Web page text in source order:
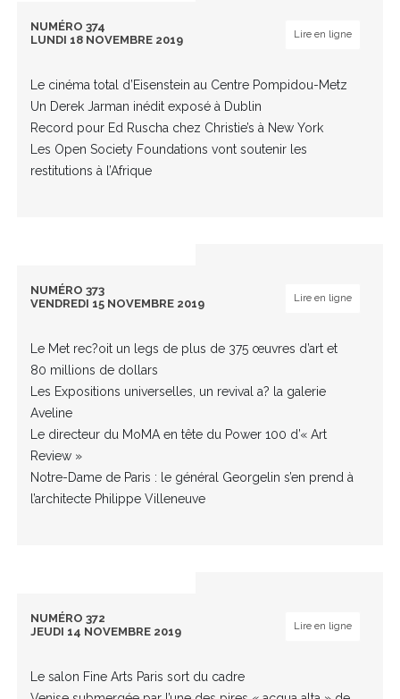
NUMÉRO 374
LUNDI 18 NOVEMBRE 2019
Lire en ligne
Le cinéma total d’Eisenstein au Centre Pompidou-Metz
Un Derek Jarman inédit exposé à Dublin
Record pour Ed Ruscha chez Christie’s à New York
Les Open Society Foundations vont soutenir les
restitutions à l’Afrique
NUMÉRO 373
VENDREDI 15 NOVEMBRE 2019
Lire en ligne
Le Met rec?oit un legs de plus de 375 œuvres d’art et
80 millions de dollars
Les Expositions universelles, un revival a? la galerie
Aveline
Le directeur du MoMA en tête du Power 100 d’« Art
Review »
Notre-Dame de Paris : le général Georgelin s’en prend à
l’architecte Philippe Villeneuve
NUMÉRO 372
JEUDI 14 NOVEMBRE 2019
Lire en ligne
Le salon Fine Arts Paris sort du cadre